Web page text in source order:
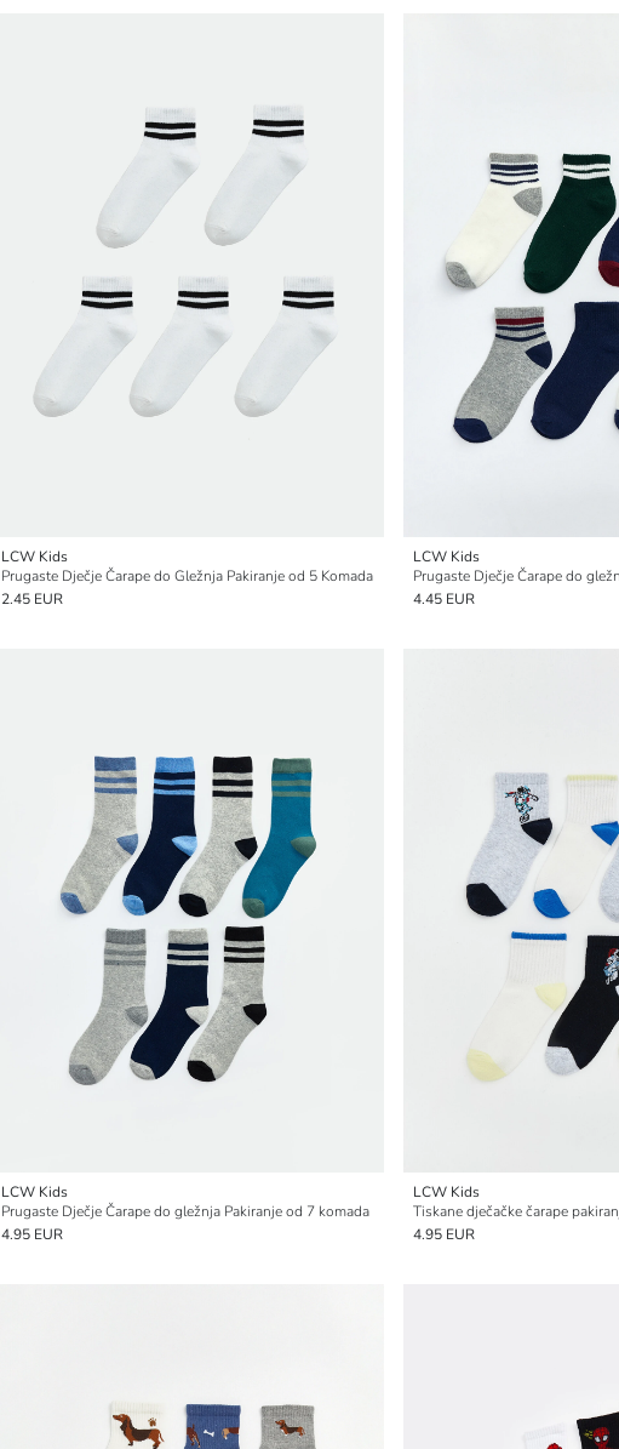
LCW Kids
Prugaste Dječje Čarape do Gležnja Pakiranje od 5 Komada
2.45 EUR
LCW Kids
Prugaste Dječje Čarape do
4.45 EUR
LCW Kids
Prugaste Dječje Čarape do gležnja Pakiranje od 7 komada
4.95 EUR
LCW Kids
Tiskane dječačke čarape
4.95 EUR